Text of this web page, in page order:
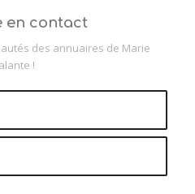
en contact
des annuaires de Marie
!